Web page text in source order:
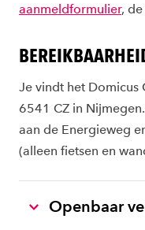
aanmeldformulier,
Je vindt het Domicus
6541 CZ in
aan de Energieweg
(alleen fietsen en
Openbaar